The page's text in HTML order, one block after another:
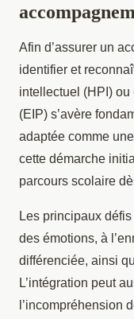
Afin d’assurer un
identifier et
intellectuel (HPI)
(EIP) s’avère
adaptée comme une
cette démarche
parcours scolaire
Les principaux
des émotions, à
différenciée, ainsi
L’intégration peut
l’incompréhension